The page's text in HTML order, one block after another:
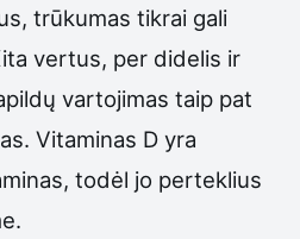
trūkumas tikrai gali
vertus, per didelis ir
vartojimas taip pat
Vitaminas D yra
todėl jo perteklius